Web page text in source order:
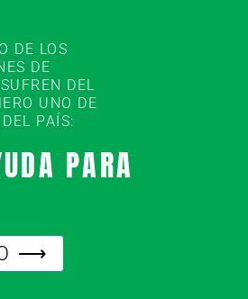
DE LOS
DE
DEL
UNO DE
PAÍS:
PARA
⟶